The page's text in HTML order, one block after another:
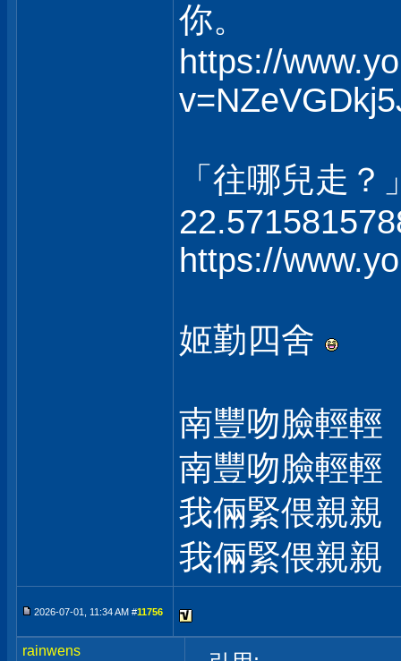
你。
https://
「往哪兒走？
https://
姬勤四舍
南豐吻臉輕
南豐吻臉輕
我倆緊偎親
我倆緊偎親
2026-07-01, 11:34 AM #11756
rainwens